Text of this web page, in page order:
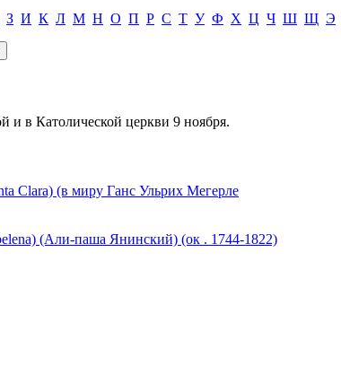
З И К Л М Н О П Р С Т У Ф Х Ц Ч Ш Щ Э
и в Католической церкви 9 ноября.
(в миру Ганс Ульрих Мегерле
(Али-паша Янинский) (ок . 1744-1822)